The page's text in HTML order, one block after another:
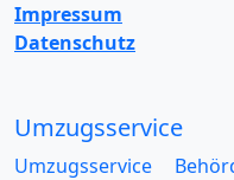
Impressum
Datenschutz
Umzugsservice
Umzugsservice